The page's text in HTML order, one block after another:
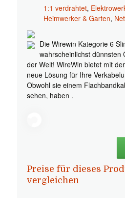
1:1 verdrahtet,
Heimwerker & Garten,
Die Wirewin Kategorie 6
wahrscheinlichst dünnsten
der Welt! WireWin bietet mit
neue Lösung für Ihre
Obwohl sie einem
sehen, haben .
Preise für dieses
vergleichen